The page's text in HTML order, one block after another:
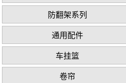
防翻架系列
通用配件
车挂篮
卷帘